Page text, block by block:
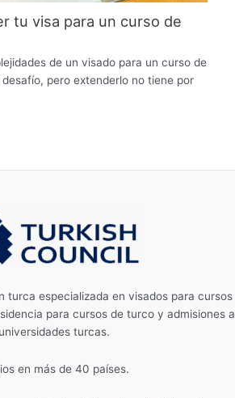
tu visa para un curso de
de un visado para un curso de
pero extenderlo no tiene por
turca especializada en visados ​​para cursos
para cursos de turco y admisiones a
universidades turcas.
en más de 40 países.